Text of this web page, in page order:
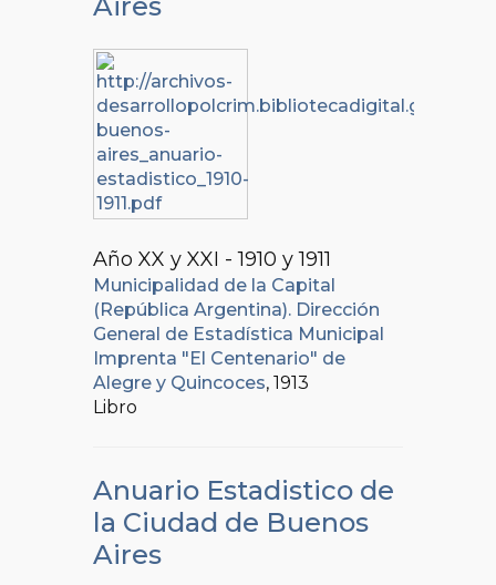
Año XX y XXI - 1910 y 1911
Municipalidad de la Capital
(República Argentina). Dirección
General de Estadística Municipal
Imprenta "El Centenario" de
Alegre y Quincoces, 1913
Libro
Anuario Estadistico de
la Ciudad de Buenos
Aires